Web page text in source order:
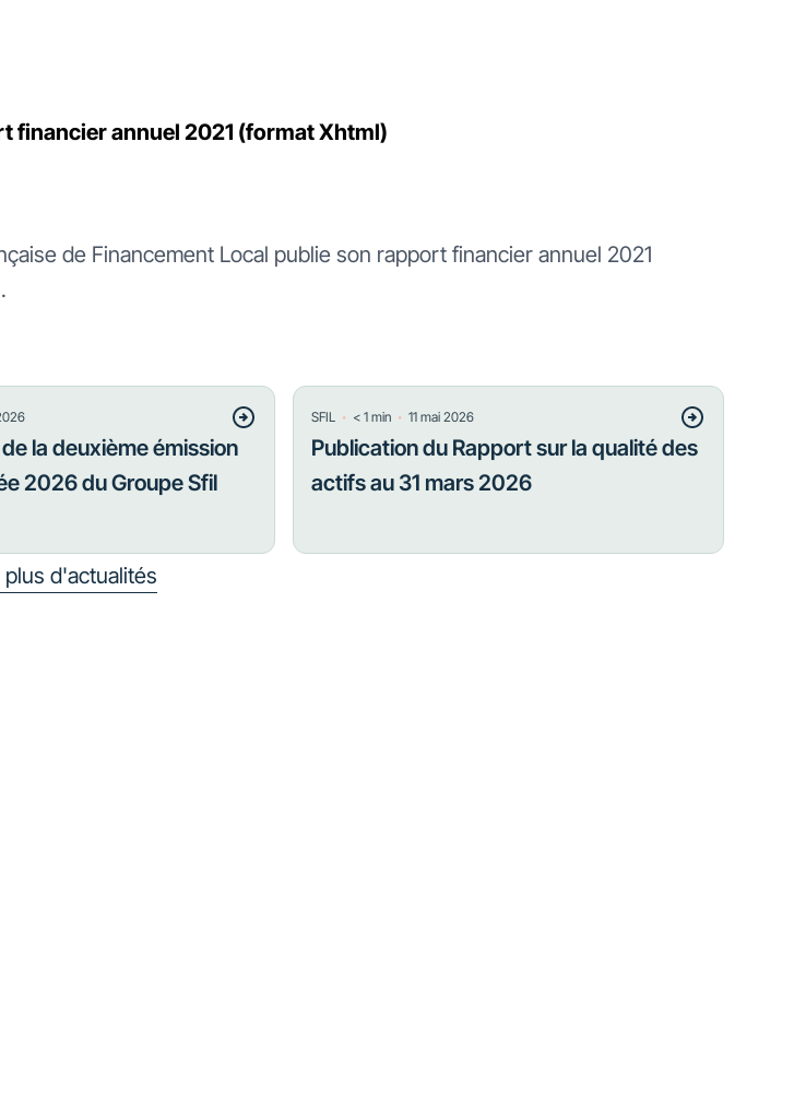
financier annuel 2021 (format Xhtml)
de Financement Local publie son rapport financier annuel 2021
la deuxième émission
2026 du Groupe Sfil
SFIL ・ < 1 min ・11 mai 2026
Publication du Rapport sur la qualité des
actifs au 31 mars 2026
plus d'actualités